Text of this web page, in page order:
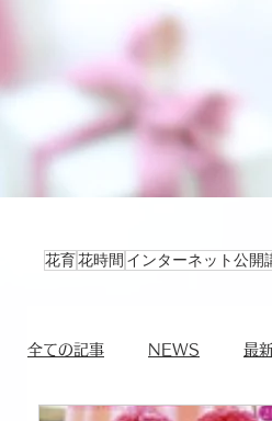
花育花時間 インターネット公開
全ての記事 NEWS 最